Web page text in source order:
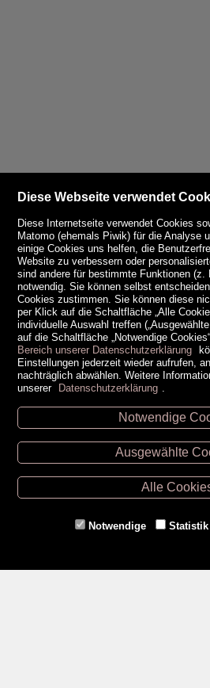
Unsere
Retz -02942/
Hollabrunn -02952/
Eggenburg -
Gmünd -
Diese Webseite verwendet
Diese Internetseite verwendet Cookies
Matomo (ehemals Piwik) für die Analyse
einige Cookies uns helfen, die
Website zu verbessern oder
sind andere für bestimmte Funktionen (z.
notwendig. Sie können selbst
Cookies zustimmen. Sie können diese
per Klick auf die Schaltfläche „Alle
individuelle Auswahl treffen
auf die Schaltfläche „Notwendige
Bereich unserer Datenschutzerklärung
Einstellungen jederzeit wieder aufrufen,
nachträglich abwählen. Weitere
unserer Datenschutzerklärung
Notwendige
Ausgewählte
Alle
Notwendige Statistik